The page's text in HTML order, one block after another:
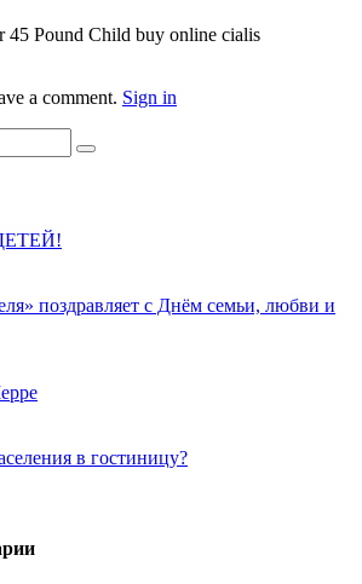
45 Pound Child buy online cialis
a comment. Sign in
поздравляет с Днём семьи, любви и
в гостиницу?